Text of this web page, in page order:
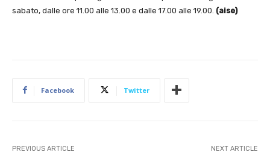
sabato, dalle ore 11.00 alle 13.00 e dalle 17.00 alle 19.00. (aise)
Facebook Twitter
PREVIOUS ARTICLE NEXT ARTICLE